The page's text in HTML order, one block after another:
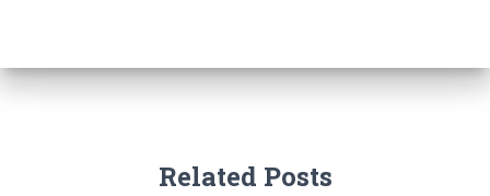
Related Posts